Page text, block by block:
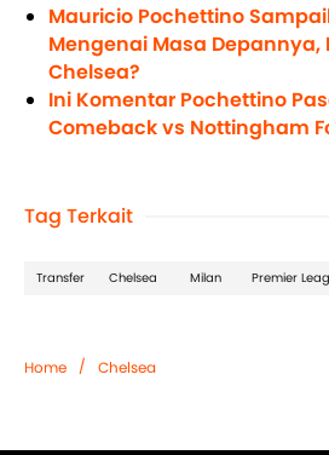
Mauricio Pochettino
Mengenai Masa Depannya,
Chelsea?
Ini Komentar Pochettino
Comeback vs Nottingham
Tag Terkait
Transfer Chelsea Milan Premier
Home / Chelsea